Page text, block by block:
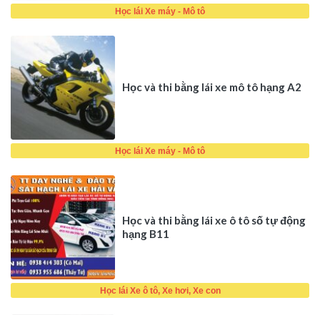
Học lái Xe máy - Mô tô
Học và thi bằng lái xe mô tô hạng A2
Học lái Xe máy - Mô tô
Học và thi bằng lái xe ô tô số tự động
hạng B11
Học lái Xe ô tô, Xe hơi, Xe con